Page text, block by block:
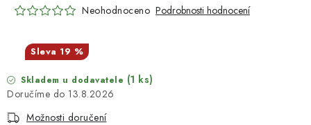
LEPENÍ A SPOJOVÁNÍ
RUČNÍ NÁŘADÍ, PŘÍPRAVKY
Skladem u dodavatele (1 ks)
13.8.2026
Možnosti doručení
Neohodnoceno Podrobnosti hodnocení
19 %